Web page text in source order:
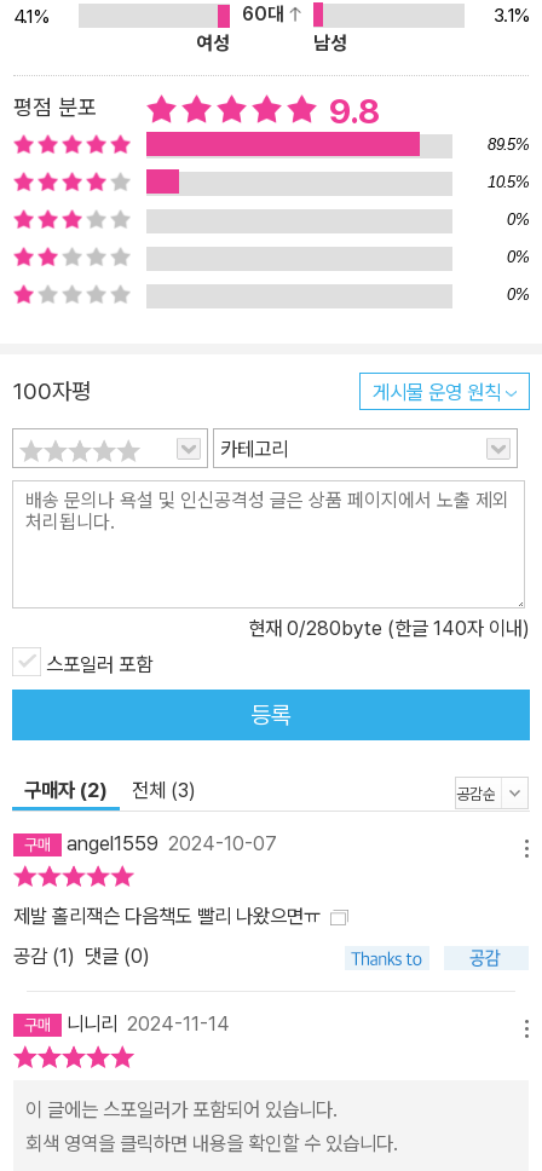
전개 속도 면에서 상당히 느리다고 할 수 있지만, 근본적인 위협감과
긴장감은 어디든 늘 존재한다. 이와 더불어 전편에서 바로 직전 목격
야기 줄거리를 따라가게 된다. 형사 사법 제도의 공정성에 대해 분노
하며 여전히 화가 나 있는 핍은 그로 인해 손상된 자신의 세계관을 구
제하고 정상적인 삶을 회복하기 위해 법의 사각지대에 들어서 조사할
새로운 사건을 찾기 시작하지만 이내 스토커의 표적이 되고 만다. 집
앞에 남겨진 분필 그림과 죽은 비둘기가 자신을 향한 선전포고임을
직감하고 경찰에 신고해보지만 아무런 도움도 받지 못한다. 스토커의
라고 생각한다. 교차하는 흰 선, 커다란 분필 자국. 핍은 뒷걸음질로
되돌아갔다. 핍이 방금 그 위를 걸어간 탓에 비록 조금 번지긴 했지만
인도를 가득 메울 만큼 큰 글씨가 분필로 쓰여 있었다. 데드 걸 워킹.
핍은 재빨리 주변을 둘러보았다. 길가에는 핍 혼자였고, 저녁 먹을 시
간이라 이웃집은 모두 조용했다. 핍은 다시 돌아가 발밑의 글씨를 살
의 집 앞 진입로는 아니어도 핍이 평소 자주 뛰는 코스이긴 했다. 직감
적으로 알 수 있었다. 이건 핍을 겨냥한 메시지였다. 확실했다. 핍이
바로 그 ‘데드 걸’이었다. (p. 97~98) 윤리적 회색 영역을 맴도는 성
장의 아픔, 슬픔의 발현을 동반하는 시적 정의 실현 대학 1학년을 준
의 행동들은 결말에 이르기까지 윤리적으로 회색 영역을 맴돈다. 전
권에 심어둔 단서들과 연결고리가 형성되는 것 또한 이번 마지막 편
의 강점이라 할 만하다. 고전적 탐정 드라마의 매력을 갖추고 있으면
서도 현재의 트렌드를 놓치지 않는 이 작품은 청소년뿐 아니라 성인
레스에 대한 섬세한 묘사와 함께 핍의 머릿속에서 반복적으로 재생되
즈 초반에는 그토록 사랑스러웠던 캐릭터가 전혀 예상치 못한 극한의
일을 감행할 정도로 세상과 전쟁을 벌이는 모습은 낯설고도 때로는
섬뜩하기까지 하지만 우리는 어느새 그 세계에 동화되는 느낌을 받는
다. 이번 시리즈 3권에서 전달하려는 메시지는 매우 크고 분명하며,
4.1%
60대
3.1%
여성
남성
평점 분포 9.8
89.5%
10.5%
0%
0%
0%
100자평 게시물 운영 원칙
카테고리
현재 0/280byte (한글 140자 이내)
스포일러 포함
등록
구매자 (2) 전체 (3)
angel1559 2024-10-07
제발 홀리잭슨 다음책도 빨리 나왔으면ㅠ
공감 (1) 댓글 (0)
니니리 2024-11-14
이 글에는 스포일러가 포함되어 있습니다.
회색 영역을 클릭하면 내용을 확인할 수 있습니다.